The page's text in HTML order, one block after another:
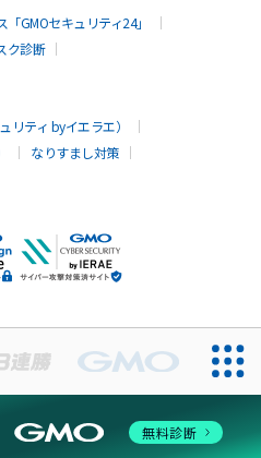
GMOセキュリティ24」
ク診断
リティ byイエラエ）
なりすまし対策
無料診断